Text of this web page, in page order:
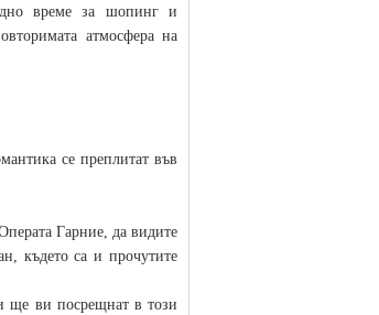
време за шопинг и
атмосфера на
се преплитат във
Гарние, да видите
където са и прочутите
ще ви посрещнат в този